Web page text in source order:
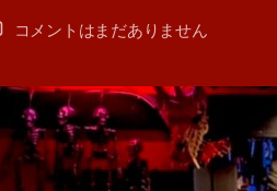
T
A
ツ
タ
ー
コメントはまだありません